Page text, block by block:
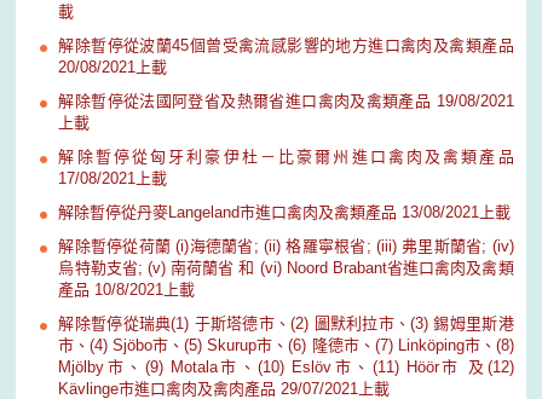
載
解除暫停從波蘭45個曾受禽流感影響的地方進口禽肉及禽類產品
20/08/2021上載
解除暫停從法國阿登省及熱爾省進口禽肉及禽類產品 19/08/2021
上載
解除暫停從匈牙利豪伊杜－比豪爾州進口禽肉及禽類產品
17/08/2021上載
解除暫停從丹麥Langeland市進口禽肉及禽類產品 13/08/2021上載
解除暫停從荷蘭 (i)海德蘭省; (ii) 格羅寧根省; (iii) 弗里斯蘭省; (iv)
烏特勒支省; (v) 南荷蘭省 和 (vi) Noord Brabant省進口禽肉及禽類
產品 10/8/2021上載
解除暫停從瑞典(1) 于斯塔德市、(2) 圖默利拉市、(3) 錫姆里斯港
市、(4) Sjöbo市、(5) Skurup市、(6) 隆德市、(7) Linköping市、(8)
Mjölby市、(9) Motala市、(10) Eslöv市、(11) Höör市 及(12)
Kävlinge市進口禽肉及禽肉產品 29/07/2021上載